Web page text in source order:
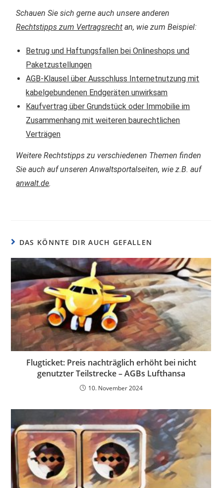
Schauen Sie sich gerne auch unsere anderen
Rechtstipps zum Vertragsrecht an, wie zum Beispiel:
Betrug und Haftungsfallen bei Onlineshops und
Paketzustellungen
AGB-Klausel über Ausschluss Internetnutzung mit
kabelgebundenen Endgeräten unwirksam
Kaufvertrag über Grundstück oder Immobilie im
Zusammenhang mit weiteren baurechtlichen
Verträgen
Weitere Rechtstipps zu verschiedenen Themen finden
Sie auch auf unseren Anwaltsportalseiten, wie z.B. auf
anwalt.de.
DAS KÖNNTE DIR AUCH GEFALLEN
Flugticket: Preis nachträglich erhöht bei nicht
genutzter Teilstrecke – AGBs Lufthansa
10. November 2024